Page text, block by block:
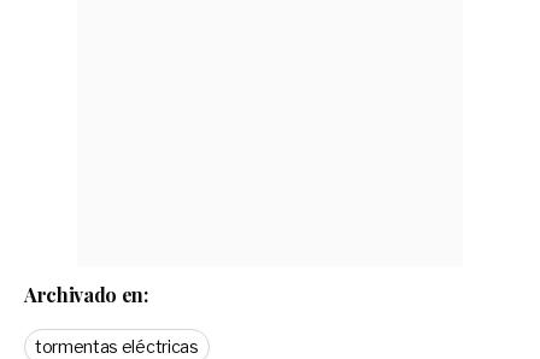
Archivado en:
tormentas eléctricas